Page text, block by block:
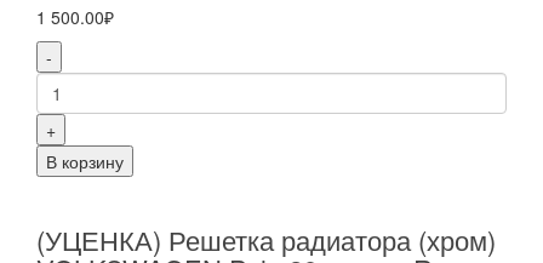
1 500.00₽
-
+
В корзину
(УЦЕНКА) Решетка радиатора (хром)